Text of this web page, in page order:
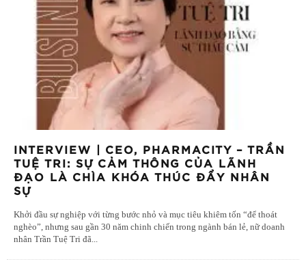
INTERVIEW | CEO, PHARMACITY – TRẦN
TUỆ TRI: SỰ CẢM THÔNG CỦA LÃNH
ĐẠO LÀ CHÌA KHÓA THÚC ĐẨY NHÂN
SỰ
Khởi đầu sự nghiệp với từng bước nhỏ và mục tiêu khiêm tốn “để thoát
nghèo”, nhưng sau gần 30 năm chinh chiến trong ngành bán lẻ, nữ doanh
nhân Trần Tuệ Tri đã